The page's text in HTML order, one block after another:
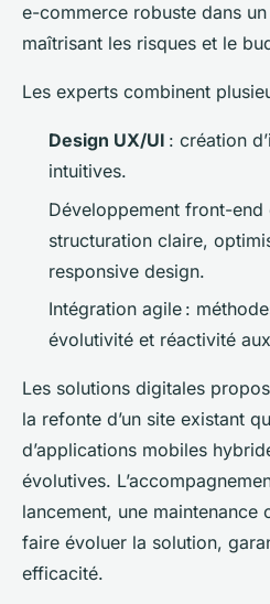
e-commerce robuste dans
maîtrisant les risques et le
Les experts combinent
Design UX/UI : création
intuitives.
Développement front-end
structuration claire,
responsive design.
Intégration agile :
évolutivité et réactivité
Les solutions digitales
la refonte d’un site existant
d’applications mobiles
évolutives.
lancement, une maintenance
faire évoluer la solution,
efficacité.